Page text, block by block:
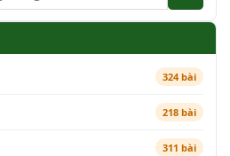
324 bài
218 bài
311 bài